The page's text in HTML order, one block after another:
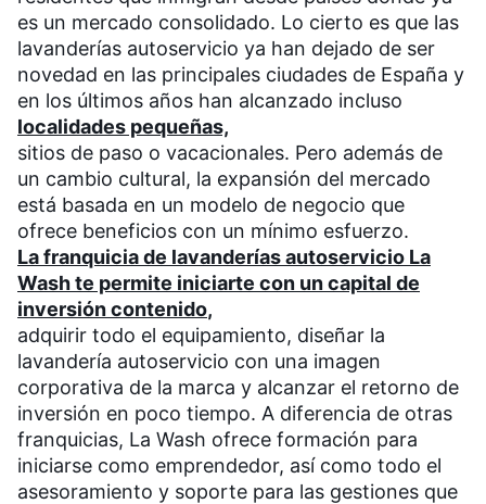
es un mercado consolidado. Lo cierto es que las
lavanderías autoservicio ya han dejado de ser
novedad en las principales ciudades de España y
en los últimos años han alcanzado incluso
localidades pequeñas,
sitios de paso o vacacionales. Pero además de
un cambio cultural, la expansión del mercado
está basada en un modelo de negocio que
ofrece beneficios con un mínimo esfuerzo.
La franquicia de lavanderías autoservicio La
Wash te permite iniciarte con un capital de
inversión contenido,
adquirir todo el equipamiento, diseñar la
lavandería autoservicio con una imagen
corporativa de la marca y alcanzar el retorno de
inversión en poco tiempo. A diferencia de otras
franquicias, La Wash ofrece formación para
iniciarse como emprendedor, así como todo el
asesoramiento y soporte para las gestiones que